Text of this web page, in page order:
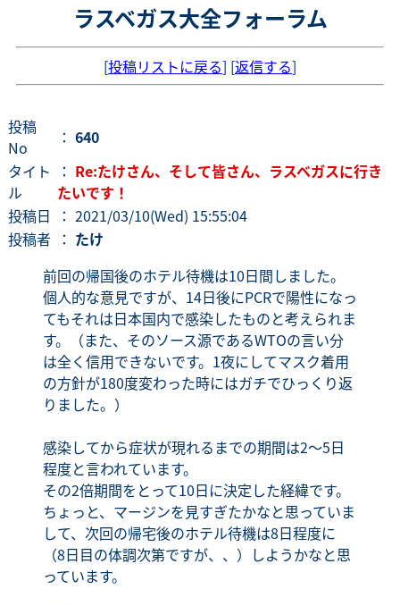
ラスベガス大全フォーラム
[投稿リストに戻る] [返信する]
投稿
No
： 640
タイト
ル
： Re:たけさん、そして皆さん、ラスベガスに行き
たいです！
投稿日
： 2021/03/10(Wed) 15:55:04
投稿者 ： たけ
前回の帰国後のホテル待機は10日間しました。
個人的な意見ですが、14日後にPCRで陽性になっ
てもそれは日本国内で感染したものと考えられま
す。（また、そのソース源であるWTOの言い分
は全く信用できないです。1夜にしてマスク着用
の方針が180度変わった時にはガチでひっくり返
りました。）
感染してから症状が現れるまでの期間は2～5日
程度と言われています。
その2倍期間をとって10日に決定した経緯です。
ちょっと、マージンを見すぎたかなと思っていま
して、次回の帰宅後のホテル待機は8日程度に
（8日目の体調次第ですが、、）しようかなと思
っています。